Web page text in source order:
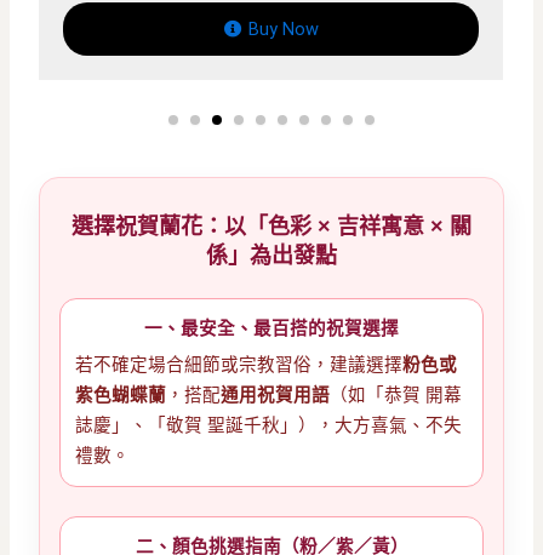
Buy Now
選擇祝賀蘭花：以「色彩 × 吉祥寓意 × 關
係」為出發點
一、最安全、最百搭的祝賀選擇
若不確定場合細節或宗教習俗，建議選擇粉色或
紫色蝴蝶蘭 ，搭配通用祝賀用語 （如「恭賀 開幕
誌慶」、「敬賀 聖誕千秋」），大方喜氣、不失
禮數。
二、顏色挑選指南（粉／紫／黃）